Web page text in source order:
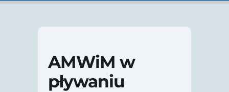
AMWiM w
pływaniu